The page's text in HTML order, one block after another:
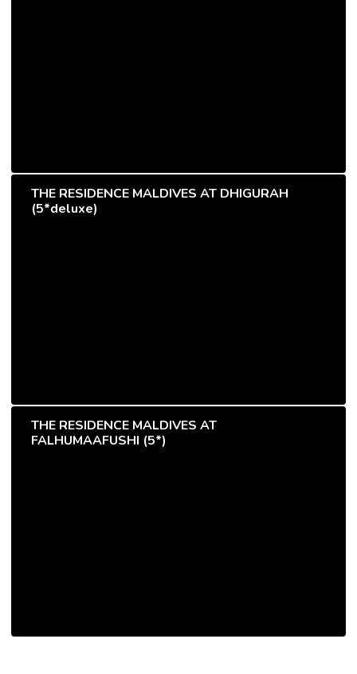
THE RESIDENCE MALDIVES AT DHIGURAH
(5*deluxe)
THE RESIDENCE MALDIVES AT
FALHUMAAFUSHI (5*)